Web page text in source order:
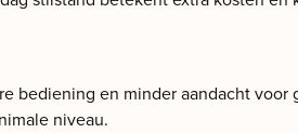
bediening en minder aandacht
niveau.